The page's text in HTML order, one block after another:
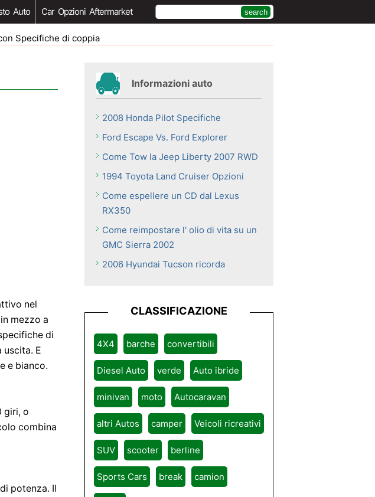
Auto Car Opzioni Aftermarket
Specifiche di coppia
nel
mezzo a
di
uscita. E
e bianco.
giri, o
combina
potenza. Il
Informazioni auto
2008 Honda Pilot Specifiche
Ford Escape Vs. Ford Explorer
Come Tow la Jeep Liberty 2007 RWD
1994 Toyota Land Cruiser Opzioni
Come espellere un CD dal Lexus
RX350
Come reimpostare l' olio di vita su un
GMC Sierra 2002
2006 Hyundai Tucson ricorda
CLASSIFICAZIONE
4X4 barche convertibili
Diesel Auto verde Auto ibride
minivan moto Autocaravan
altri Autos camper Veicoli ricreativi
SUV scooter berline
Sports Cars break camion